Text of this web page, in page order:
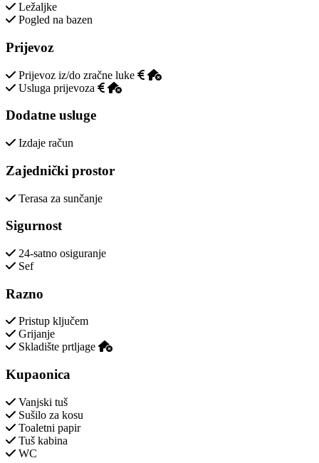
Ležaljke
Pogled na bazen
Prijevoz
Prijevoz iz/do zračne luke
Usluga prijevoza
Dodatne usluge
Izdaje račun
Zajednički prostor
Terasa za sunčanje
Sigurnost
24-satno osiguranje
Sef
Razno
Pristup ključem
Grijanje
Skladište prtljage
Kupaonica
Vanjski tuš
Sušilo za kosu
Toaletni papir
Tuš kabina
WC